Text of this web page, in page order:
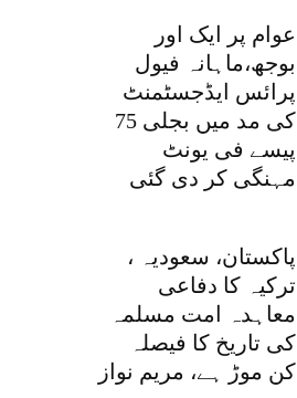
عوام پر ایک اور
بوجھ،ماہانہ فیول
پرائس ایڈجسٹمنٹ
کی مد میں بجلی 75
پیسے فی یونٹ
مہنگی کر دی گئی
پاکستان، سعودیہ ،
ترکیہ کا دفاعی
معاہدہ امت مسلمہ
کی تاریخ کا فیصلہ
کن موڑ ہے، مریم نواز